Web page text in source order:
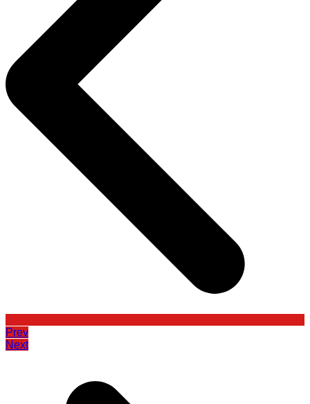
Prev
Next